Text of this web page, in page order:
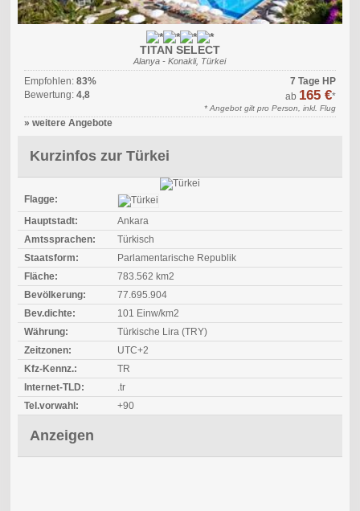
TITAN SELECT
Alanya - Konakli, Türkei
Empfohlen: 83%
Bewertung: 4,8
7 Tage HP
ab 165 €*
* Angebot gilt pro Person, inkl. Flug
» weitere Angebote
Kurzinfos zur Türkei
Flagge:
Hauptstadt:
Ankara
Amtssprachen:
Türkisch
Staatsform:
Parlamentarische Republik
Fläche:
783.562 km2
Bevölkerung:
77.695.904
Bev.dichte:
101 Einw/km2
Währung:
Türkische Lira (TRY)
Zeitzonen:
UTC+2
Kfz-Kennz.:
TR
Internet-TLD:
.tr
Tel.vorwahl:
+90
Anzeigen